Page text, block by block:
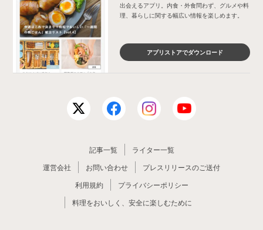
出会えるアプリ。内食・外食問わず、グルメや料
理、暮らしに関する幅広い情報を楽しめます。
アプリストアでダウンロード
記事一覧
ライター一覧
運営会社
お問い合わせ
プレスリリースのご送付
利用規約
プライバシーポリシー
料理をおいしく、安全に楽しむために